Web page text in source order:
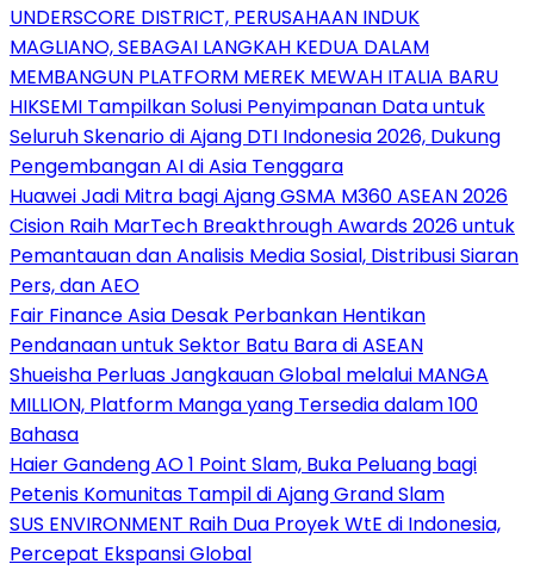
UNDERSCORE DISTRICT, PERUSAHAAN INDUK
MAGLIANO, SEBAGAI LANGKAH KEDUA DALAM
MEMBANGUN PLATFORM MEREK MEWAH ITALIA BARU
HIKSEMI Tampilkan Solusi Penyimpanan Data untuk
Seluruh Skenario di Ajang DTI Indonesia 2026, Dukung
Pengembangan AI di Asia Tenggara
Huawei Jadi Mitra bagi Ajang GSMA M360 ASEAN 2026
Cision Raih MarTech Breakthrough Awards 2026 untuk
Pemantauan dan Analisis Media Sosial, Distribusi Siaran
Pers, dan AEO
Fair Finance Asia Desak Perbankan Hentikan
Pendanaan untuk Sektor Batu Bara di ASEAN
Shueisha Perluas Jangkauan Global melalui MANGA
MILLION, Platform Manga yang Tersedia dalam 100
Bahasa
Haier Gandeng AO 1 Point Slam, Buka Peluang bagi
Petenis Komunitas Tampil di Ajang Grand Slam
SUS ENVIRONMENT Raih Dua Proyek WtE di Indonesia,
Percepat Ekspansi Global